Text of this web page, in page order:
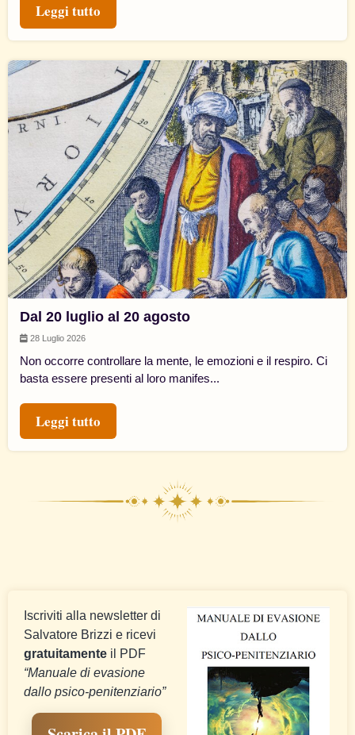
Leggi tutto
Dal 20 luglio al 20 agosto
28 Luglio 2026
Non occorre controllare la mente, le emozioni e il respiro. Ci
basta essere presenti al loro manifes...
Leggi tutto
Iscriviti alla newsletter di
Salvatore Brizzi e ricevi
gratuitamente il PDF
“Manuale di evasione
dallo psico-penitenziario”